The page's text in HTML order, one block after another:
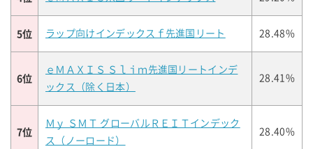
5位 ラップ向けインデックスｆ先進国リート 28.48%
6位
ｅＭＡＸＩＳ Ｓｌｉｍ先進国リートインデ
ックス（除く日本）
28.41%
7位
Ｍｙ ＳＭＴ グローバルＲＥＩＴインデック
ス（ノーロード）
28.40%